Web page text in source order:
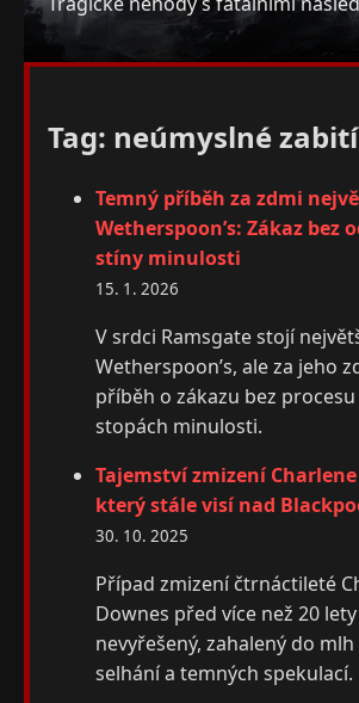
Tag: neúmyslné zabití
Temný příběh za zdmi
Wetherspoon’s: Zákaz bez
stíny minulosti
15. 1. 2026
V srdci Ramsgate stojí
Wetherspoon’s, ale za jeho
příběh o zákazu bez procesu
stopách minulosti.
Tajemství zmizení
který stále visí nad
30. 10. 2025
Případ zmizení čtrnáctileté
Downes před více než 20
nevyřešený, zahalený do
selhání a temných spekulací.